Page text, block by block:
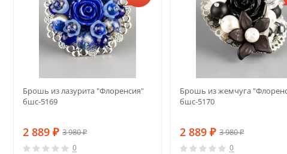
Брошь из лазурита "Флоренсия"
бшс-5169
2 889 ₽ 3 980₽
0
Брошь из жемчуга
бшс-5170
2 889 ₽ 3 980₽
0